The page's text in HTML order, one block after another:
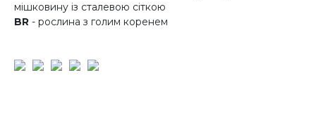
мішковину із сталевою сіткою
BR - рослина з голим коренем